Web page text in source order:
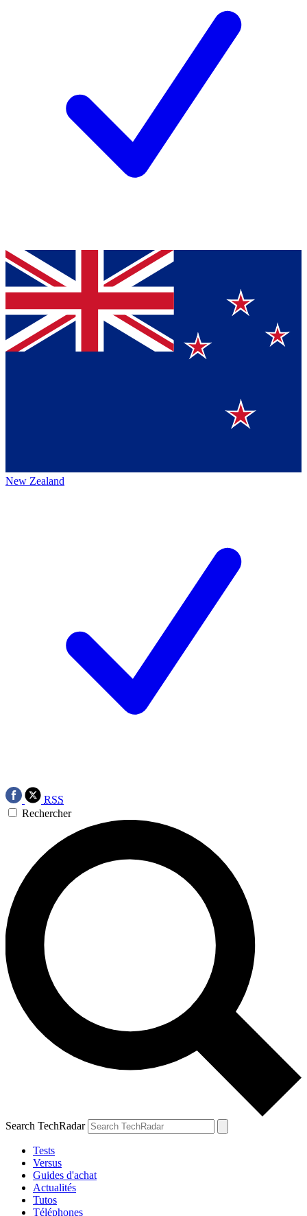
New Zealand
RSS
Rechercher
Search TechRadar
Tests
Versus
Guides d'achat
Actualités
Tutos
Téléphones